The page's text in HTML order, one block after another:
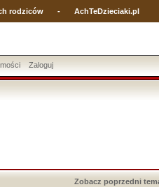
rodziców - AchTeDzieciaki.pl
Zaloguj
Zobacz poprzedni